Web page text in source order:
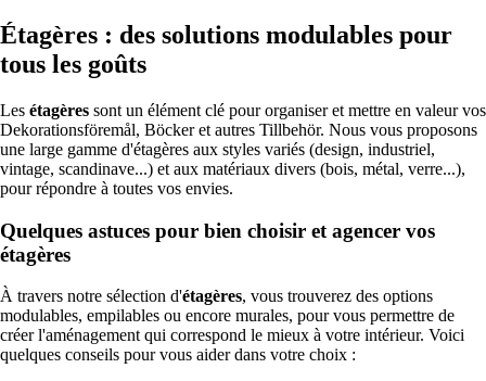
Étagères : des solutions modulables pour
tous les goûts
Les étagères sont un élément clé pour organiser et mettre en valeur vos
Dekorationsföremål, Böcker et autres Tillbehör. Nous vous proposons
une large gamme d'étagères aux styles variés (design, industriel,
vintage, scandinave...) et aux matériaux divers (bois, métal, verre...),
pour répondre à toutes vos envies.
Quelques astuces pour bien choisir et agencer vos
étagères
À travers notre sélection d'étagères, vous trouverez des options
modulables, empilables ou encore murales, pour vous permettre de
créer l'aménagement qui correspond le mieux à votre intérieur. Voici
quelques conseils pour vous aider dans votre choix :